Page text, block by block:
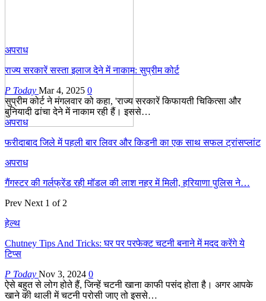
अपराध
राज्य सरकारें सस्ता इलाज देने में नाकाम: सुप्रीम कोर्ट
P Today Mar 4, 2025 0
सुप्रीम कोर्ट ने मंगलवार को कहा, 'राज्य सरकारें किफायती चिकित्सा और
बुनियादी ढांचा देने में नाकाम रही हैं। इससे…
अपराध
फरीदाबाद जिले में पहली बार लिवर और किडनी का एक साथ सफल ट्रांसप्लांट
अपराध
गैंगस्टर की गर्लफ्रेंड रही मॉडल की लाश नहर में मिली, हरियाणा पुलिस ने…
Prev Next 1 of 2
हेल्थ
Chutney Tips And Tricks: घर पर परफेक्ट चटनी बनाने में मदद करेंगे ये
टिप्स
P Today Nov 3, 2024 0
ऐसे बहुत से लोग होते हैं, जिन्हें चटनी खाना काफी पसंद होता है। अगर आपके
खाने की थाली में चटनी परोसी जाए तो इससे…